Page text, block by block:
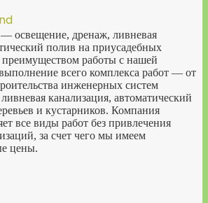
освещение, дренаж, ливневая
полив на приусадебных
работы с нашей
всего комплекса работ — от
инженерных систем
канализация, автоматический
и кустарников. Компания
все виды работ без привлечения
за счет чего мы имеем
цены.